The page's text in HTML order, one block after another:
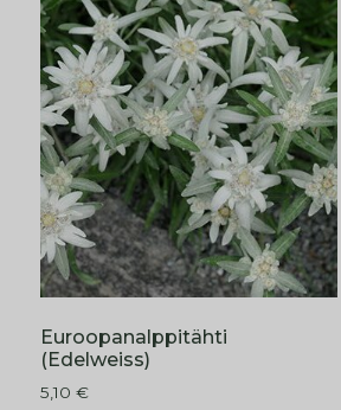
Euroopanalppitähti
(Edelweiss)
5,10 €